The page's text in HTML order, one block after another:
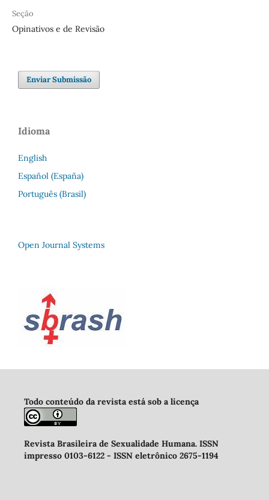
Seção
Opinativos e de Revisão
Enviar Submissão
Idioma
English
Español (España)
Português (Brasil)
Open Journal Systems
Todo conteúdo da revista está sob a licença
Revista Brasileira de Sexualidade Humana. ISSN
impresso 0103-6122 - ISSN eletrônico 2675-1194